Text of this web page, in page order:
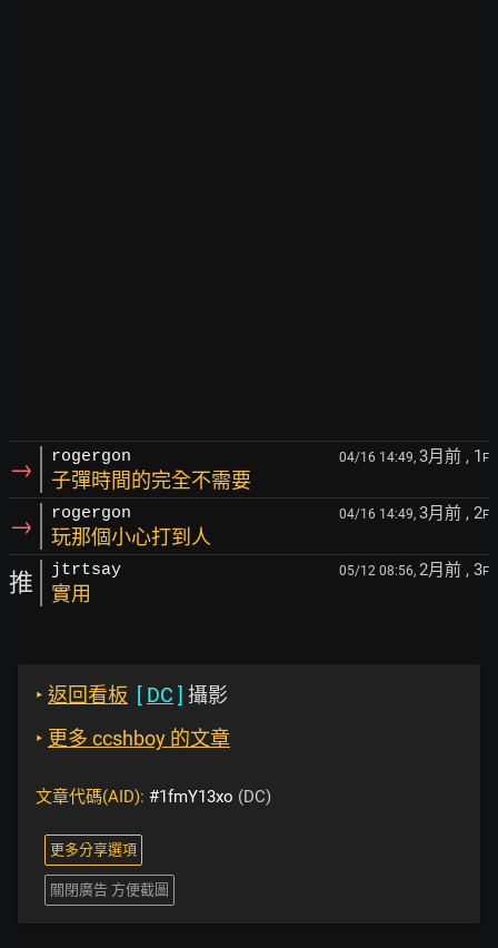
→ rogergon 04/16 14:49, 3月前 , 1 F
子彈時間的完全不需要
→ rogergon 04/16 14:49, 3月前 , 2F
玩那個小心打到人
推 jtrtsay 05/12 08:56, 2月前 , 3F
實用
‣ 返回看板 [ DC ] 攝影
‣ 更多 ccshboy 的文章
文章代碼(AID): #1fmY13xo (DC)
更多分享選項
關閉廣告 方便截圖